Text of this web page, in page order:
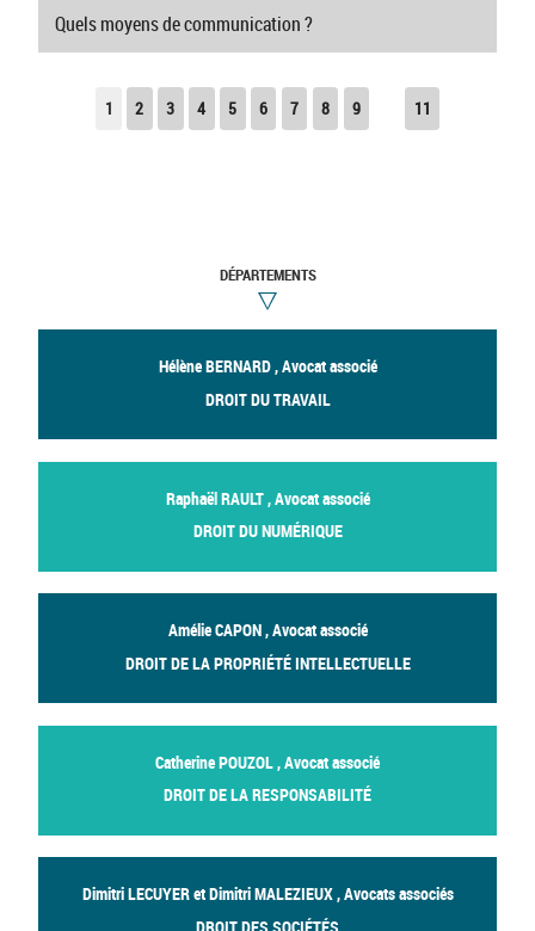
Quels moyens de communication ?
1 2 3 4 5 6 7 8 9 11
DÉPARTEMENTS
Hélène BERNARD , Avocat associé
DROIT DU TRAVAIL
Raphaël RAULT , Avocat associé
DROIT DU NUMÉRIQUE
Amélie CAPON , Avocat associé
DROIT DE LA PROPRIÉTÉ INTELLECTUELLE
Catherine POUZOL , Avocat associé
DROIT DE LA RESPONSABILITÉ
Dimitri LECUYER et Dimitri MALEZIEUX , Avocats associés